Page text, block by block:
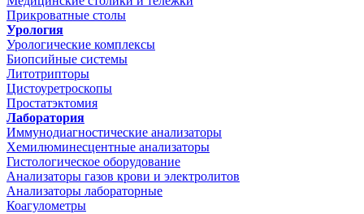
Прикроватные столы
Урология
Урологические комплексы
Биопсийные системы
Литотрипторы
Цистоуретроскопы
Простатэктомия
Лаборатория
Иммунодиагностические анализаторы
Хемилюминесцентные анализаторы
Гистологическое оборудование
Анализаторы газов крови и электролитов
Анализаторы лабораторные
Коагулометры